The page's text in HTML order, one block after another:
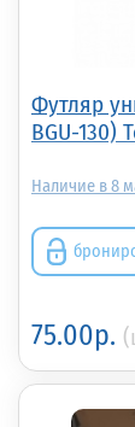
Футляр
BGU-130)
8
75.00р.